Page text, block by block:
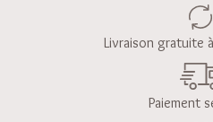
Livraison gratuite
Paiement